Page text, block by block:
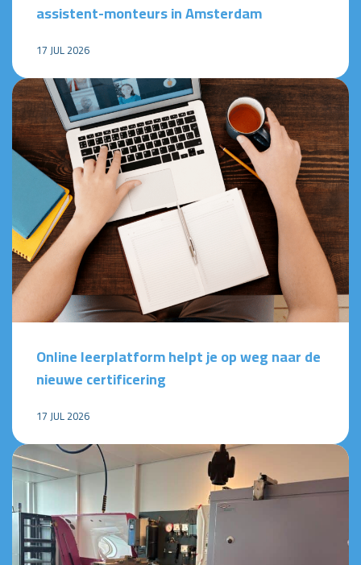
assistent-monteurs in Amsterdam
17 JUL 2026
Online leerplatform helpt je op weg naar de
nieuwe certificering
17 JUL 2026